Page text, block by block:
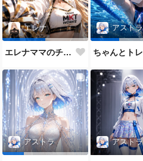
エレナ
エレナママのチアガール
アストラ
アストラ アストラ